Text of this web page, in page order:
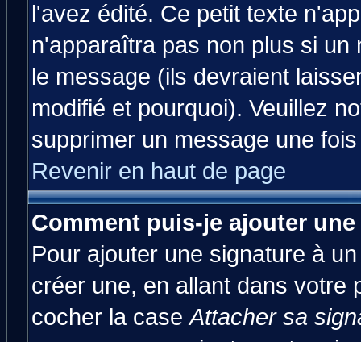
l'avez édité. Ce petit texte
n'apparaîtra pas non plus si
le message (ils devraient
modifié et pourquoi). Veuillez
supprimer un message une
Revenir en haut de page
Comment puis-je ajouter
Pour ajouter une signature à
créer une, en allant dans votre
cocher la caseAttacher sa